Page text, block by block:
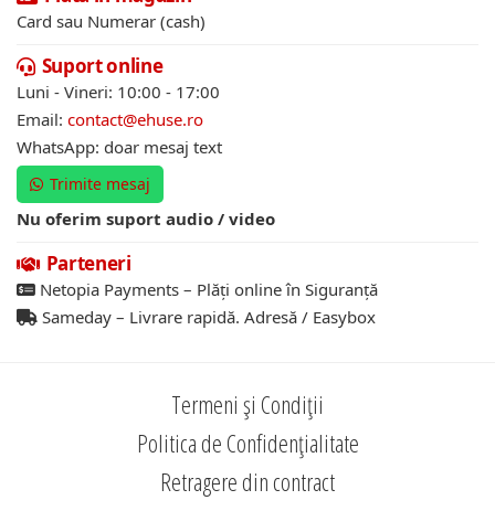
Card sau Numerar (cash)
Suport online
Luni - Vineri: 10:00 - 17:00
Email: contact@ehuse.ro
WhatsApp: doar mesaj text
Trimite mesaj
Nu oferim suport audio / video
Parteneri
Netopia Payments – Plăți online în Siguranță
Sameday – Livrare rapidă. Adresă / Easybox
Termeni și Condiții
Politica de Confidențialitate
Retragere din contract